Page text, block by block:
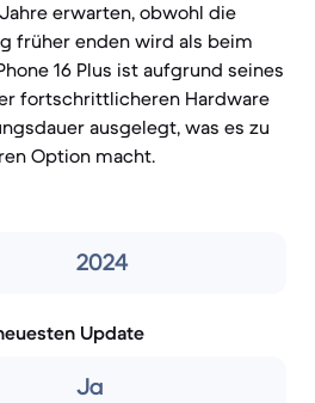
erwarten, obwohl die
früher enden wird als beim
16 Plus ist aufgrund seines
fortschrittlicheren Hardware
ausgelegt, was es zu
Option macht.
2024
Update
Ja